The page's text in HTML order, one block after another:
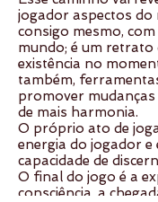
jogador aspectos do
consigo mesmo,
mundo; é um retrato
existência no
também,
promover
de mais harmonia.
O próprio ato de
energia do jogador e
capacidade de
O final do jogo é a
consciência, a